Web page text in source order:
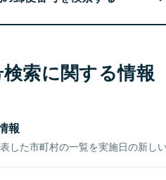
索に関する情報
報
した市町村の一覧を実施日の新し